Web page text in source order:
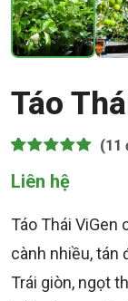
Táo
trên 5 dựa
trênđánh
(11
Liên hệ
Táo Thái ViGen
cành nhiều, tán
Trái giòn, ngọt